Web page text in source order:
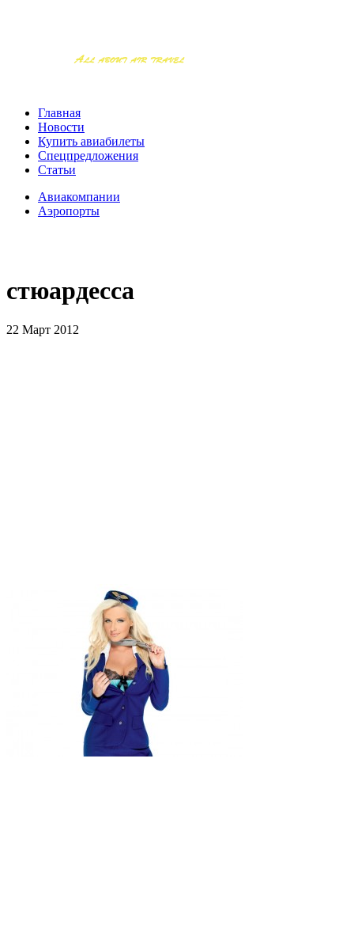
Главная
Новости
Купить авиабилеты
Спецпредложения
Статьи
Авиакомпании
Аэропорты
стюардесса
22 Март 2012